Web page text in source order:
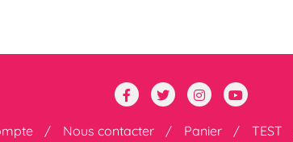
Nous contacter Panier TEST